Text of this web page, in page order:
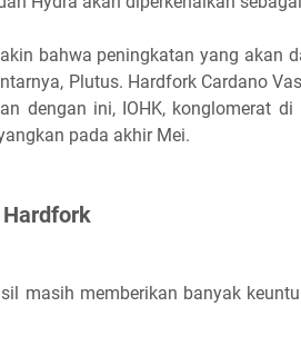
bahwa peningkatan yang akan
Plutus. Hardfork Cardano
dengan ini, IOHK, konglomerat di
pada akhir Mei.
masih memberikan banyak